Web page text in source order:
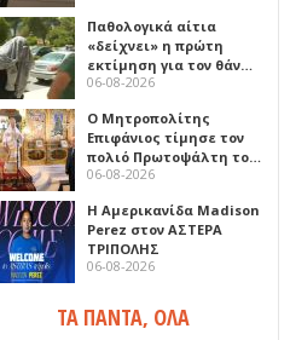
Παθολογικά αίτια
«δείχνει» η πρώτη
εκτίμηση για τον θάν…
06-08-2026
Ο Μητροπολίτης
Επιφάνιος τίμησε τον
πολιό Πρωτοψάλτη το…
06-08-2026
Η Αμερικανίδα Madison
Perez στον ΑΣΤΕΡΑ
ΤΡΙΠΟΛΗΣ
06-08-2026
ΤΑ ΠΑΝΤΑ, ΟΛΑ